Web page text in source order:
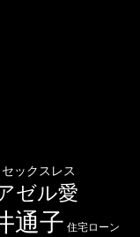
セックスレス
ゼル愛
通子 住宅ローン